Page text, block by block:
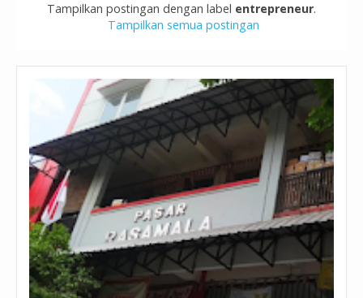
Tampilkan postingan dengan label entrepreneur.
Tampilkan semua postingan